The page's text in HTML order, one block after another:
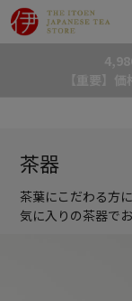
【重要】
茶器
茶葉にこだわる方
気に入りの茶器で